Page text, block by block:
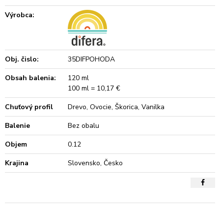
Výrobca:
Obj. čislo:
35DIFPOHODA
Obsah balenia:
120 ml
100 ml = 10,17 €
Chuťový profil
Drevo, Ovocie, Škorica, Vanilka
Balenie
Bez obalu
Objem
0.12
Krajina
Slovensko, Česko